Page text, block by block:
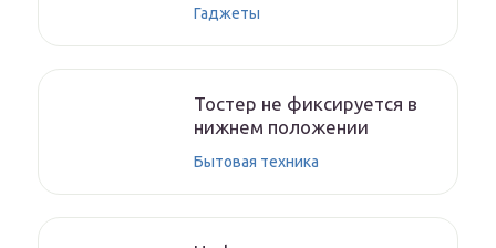
Гаджеты
Тостер не фиксируется в
нижнем положении
Бытовая техника